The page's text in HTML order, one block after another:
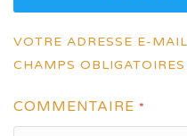
VOTRE ADRESSE E-
CHAMPS
COMMENTAIRE *